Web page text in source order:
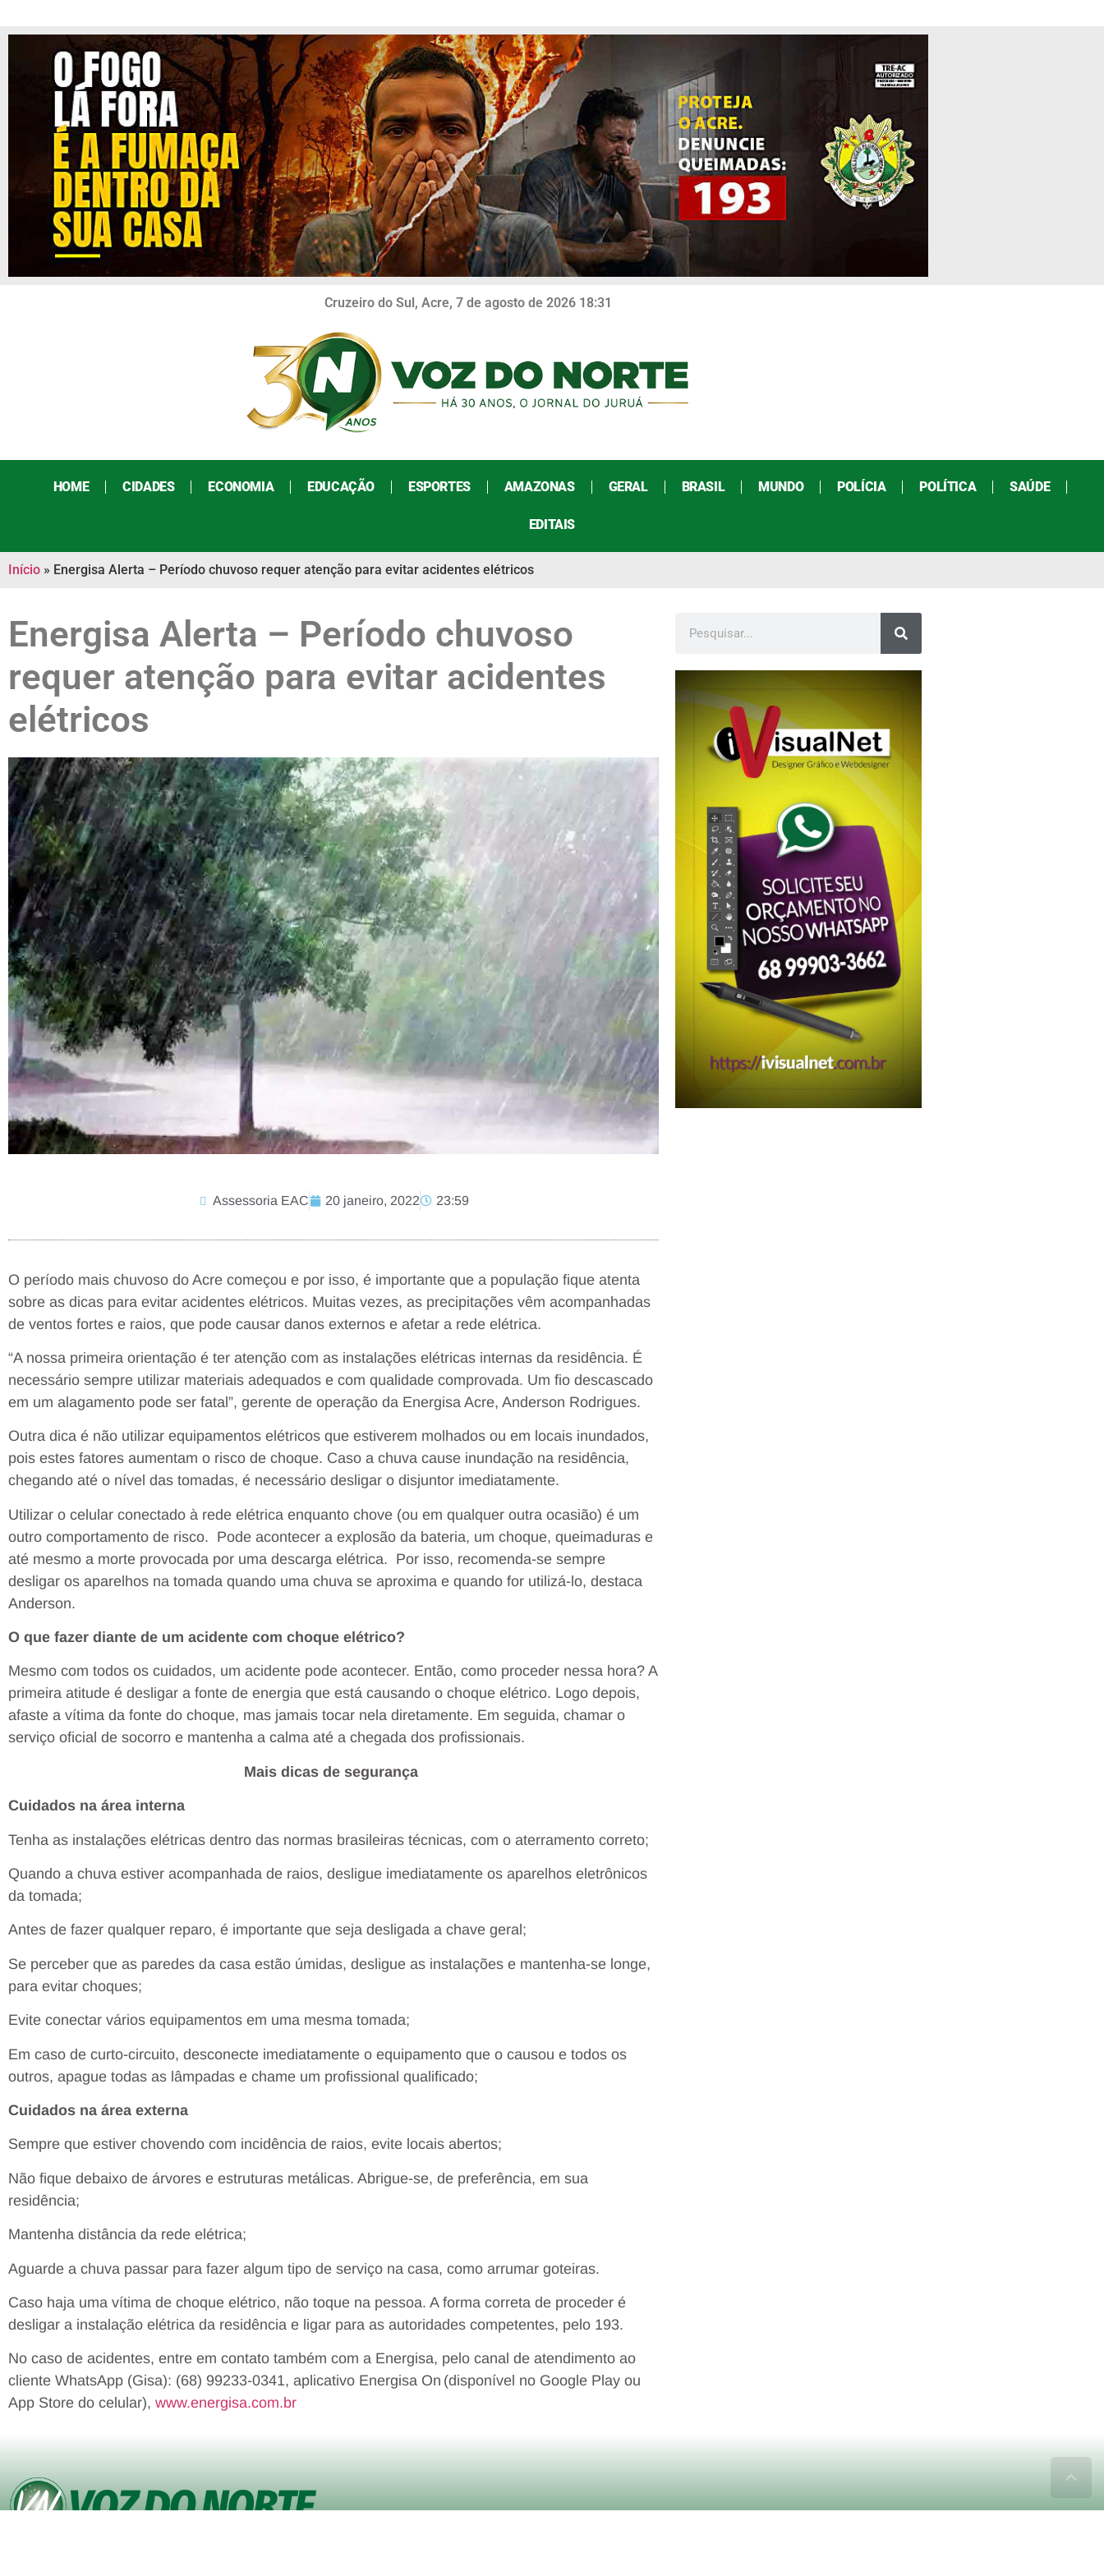
Cruzeiro do Sul, Acre, 7 de agosto de 2026 18:31
HOME CIDADES ECONOMIA EDUCAÇÃO ESPORTES AMAZONAS GERAL BRASIL MUNDO POLÍCIA POLÍTICA SAÚDE
EDITAIS
Início » Energisa Alerta – Período chuvoso requer atenção para evitar acidentes elétricos
Energisa Alerta – Período chuvoso
requer atenção para evitar acidentes
elétricos
Assessoria EAC 20 janeiro, 2022 23:59
O período mais chuvoso do Acre começou e por isso, é importante que a população fique atenta
sobre as dicas para evitar acidentes elétricos. Muitas vezes, as precipitações vêm acompanhadas
de ventos fortes e raios, que pode causar danos externos e afetar a rede elétrica.
“A nossa primeira orientação é ter atenção com as instalações elétricas internas da residência. É
necessário sempre utilizar materiais adequados e com qualidade comprovada. Um fio descascado
em um alagamento pode ser fatal”, gerente de operação da Energisa Acre, Anderson Rodrigues.
Outra dica é não utilizar equipamentos elétricos que estiverem molhados ou em locais inundados,
pois estes fatores aumentam o risco de choque. Caso a chuva cause inundação na residência,
chegando até o nível das tomadas, é necessário desligar o disjuntor imediatamente.
Utilizar o celular conectado à rede elétrica enquanto chove (ou em qualquer outra ocasião) é um
outro comportamento de risco. Pode acontecer a explosão da bateria, um choque, queimaduras e
até mesmo a morte provocada por uma descarga elétrica. Por isso, recomenda-se sempre
desligar os aparelhos na tomada quando uma chuva se aproxima e quando for utilizá-lo, destaca
Anderson.
O que fazer diante de um acidente com choque elétrico?
Mesmo com todos os cuidados, um acidente pode acontecer. Então, como proceder nessa hora? A
primeira atitude é desligar a fonte de energia que está causando o choque elétrico. Logo depois,
afaste a vítima da fonte do choque, mas jamais tocar nela diretamente. Em seguida, chamar o
serviço oficial de socorro e mantenha a calma até a chegada dos profissionais.
Mais dicas de segurança
Cuidados na área interna
Tenha as instalações elétricas dentro das normas brasileiras técnicas, com o aterramento correto;
Quando a chuva estiver acompanhada de raios, desligue imediatamente os aparelhos eletrônicos
da tomada;
Antes de fazer qualquer reparo, é importante que seja desligada a chave geral;
Se perceber que as paredes da casa estão úmidas, desligue as instalações e mantenha-se longe,
para evitar choques;
Evite conectar vários equipamentos em uma mesma tomada;
Em caso de curto-circuito, desconecte imediatamente o equipamento que o causou e todos os
outros, apague todas as lâmpadas e chame um profissional qualificado;
Cuidados na área externa
Sempre que estiver chovendo com incidência de raios, evite locais abertos;
Não fique debaixo de árvores e estruturas metálicas. Abrigue-se, de preferência, em sua
residência;
Mantenha distância da rede elétrica;
Aguarde a chuva passar para fazer algum tipo de serviço na casa, como arrumar goteiras.
Caso haja uma vítima de choque elétrico, não toque na pessoa. A forma correta de proceder é
desligar a instalação elétrica da residência e ligar para as autoridades competentes, pelo 193.
No caso de acidentes, entre em contato também com a Energisa, pelo canal de atendimento ao
cliente WhatsApp (Gisa): (68) 99233-0341, aplicativo Energisa On (disponível no Google Play ou
App Store do celular), www.energisa.com.br